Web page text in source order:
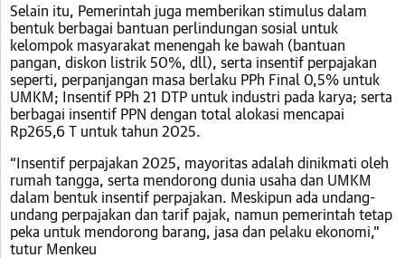
Selain itu, Pemerintah juga memberikan stimulus dalam
bentuk berbagai bantuan perlindungan sosial untuk
kelompok masyarakat menengah ke bawah (bantuan
pangan, diskon listrik 50%, dll), serta insentif perpajakan
seperti, perpanjangan masa berlaku PPh Final 0,5% untuk
UMKM; Insentif PPh 21 DTP untuk industri pada karya; serta
berbagai insentif PPN dengan total alokasi mencapai
Rp265,6 T untuk tahun 2025.
“Insentif perpajakan 2025, mayoritas adalah dinikmati oleh
rumah tangga, serta mendorong dunia usaha dan UMKM
dalam bentuk insentif perpajakan. Meskipun ada undang-
undang perpajakan dan tarif pajak, namun pemerintah tetap
peka untuk mendorong barang, jasa dan pelaku ekonomi,”
tutur Menkeu